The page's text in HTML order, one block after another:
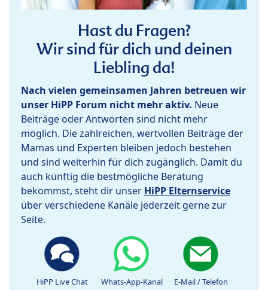
Hast du Fragen?
Wir sind für dich und deinen
Liebling da!
Nach vielen gemeinsamen Jahren betreuen wir
unser HiPP Forum nicht mehr aktiv. Neue
Beiträge oder Antworten sind nicht mehr
möglich. Die zahlreichen, wertvollen Beiträge der
Mamas und Experten bleiben jedoch bestehen
und sind weiterhin für dich zugänglich. Damit du
auch künftig die bestmögliche Beratung
bekommst, steht dir unser HiPP Elternservice
über verschiedene Kanäle jederzeit gerne zur
Seite.
HiPP Live Chat Whats-App-Kanal E-Mail / Telefon